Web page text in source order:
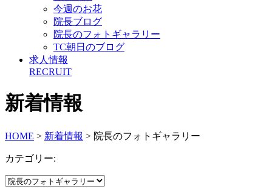
今週のお花
院長ブログ
院長のフォトギャラリー
TC朝日のブログ
求人情報
RECRUIT
新着情報
HOME > 新着情報 > 院長のフォトギャラリー
カテゴリー: